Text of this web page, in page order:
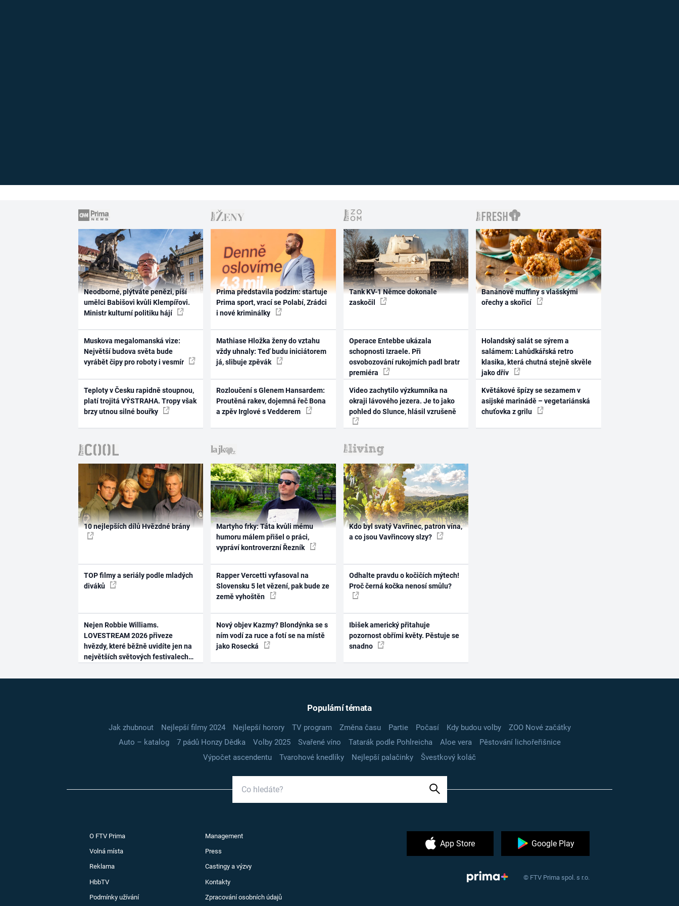
Neodborné, plýtváte penězi, píší
umělci Babišovi kvůli Klempířovi.
Ministr kulturní politiku hájí
Muskova megalomanská vize:
Největší budova světa bude
vyrábět čipy pro roboty i vesmír
Teploty v Česku rapidně stoupnou,
platí trojitá VÝSTRAHA. Tropy však
brzy utnou silné bouřky
Prima představila podzim: startuje
Prima sport, vrací se Polabí, Zrádci
i nové kriminálky
Mathiase Hložka ženy do vztahu
vždy uhnaly: Teď budu iniciátorem
já, slibuje zpěvák
Rozloučení s Glenem Hansardem:
Proutěná rakev, dojemná řeč Bona
a zpěv Irglové s Vedderem
Tank KV-1 Němce dokonale
zaskočil
Operace Entebbe ukázala
schopnosti Izraele. Při
osvobozování rukojmích padl bratr
premiéra
Video zachytilo výzkumníka na
okraji lávového jezera. Je to jako
pohled do Slunce, hlásil vzrušeně
Banánové muffiny s vlašskými
ořechy a skořicí
Holandský salát se sýrem a
salámem: Lahůdkářská retro
klasika, která chutná stejně skvěle
jako dřív
Květákové špízy se sezamem v
asijské marinádě – vegetariánská
chuťovka z grilu
10 nejlepších dílů Hvězdné brány
TOP filmy a seriály podle mladých
diváků
Nejen Robbie Williams.
LOVESTREAM 2026 přiveze
hvězdy, které běžně uvidíte jen na
největších světových festivalech
Martyho frky: Táta kvůli mému
humoru málem přišel o práci,
vypráví kontroverzní Řezník
Rapper Vercetti vyfasoval na
Slovensku 5 let vězení, pak bude ze
země vyhoštěn
Nový objev Kazmy? Blondýnka se s
ním vodí za ruce a fotí se na místě
jako Rosecká
Kdo byl svatý Vavřinec, patron vína,
a co jsou Vavřincovy slzy?
Odhalte pravdu o kočičích mýtech!
Proč černá kočka nenosí smůlu?
Ibišek americký přitahuje
pozornost obřími květy. Pěstuje se
snadno
Populární témata
Jak zhubnout Nejlepší filmy 2024 Nejlepší horory TV program Změna času Partie Počasí Kdy budou volby
ZOO Nové začátky
Auto – katalog
7 pádů Honzy Dědka Volby 2025 Svařené víno Tatarák podle Pohlreicha Aloe vera
Pěstování lichořeřišnice
Výpočet ascendentu
Tvarohové knedlíky Nejlepší palačinky Švestkový koláč
O FTV Prima Management
Volná místa Press
Reklama Castingy a výzvy
HbbTV Kontakty
Podmínky užívání Zpracování osobních údajů
App Store Google Play
© FTV Prima spol. s r.o.